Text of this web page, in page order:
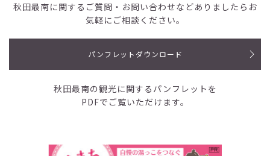
秋田最南に関するご質問・お問い合わせなどありましたらお
気軽にご相談ください。
パンフレットダウンロード
秋田最南の観光に関するパンフレットを
PDFでご覧いただけます。